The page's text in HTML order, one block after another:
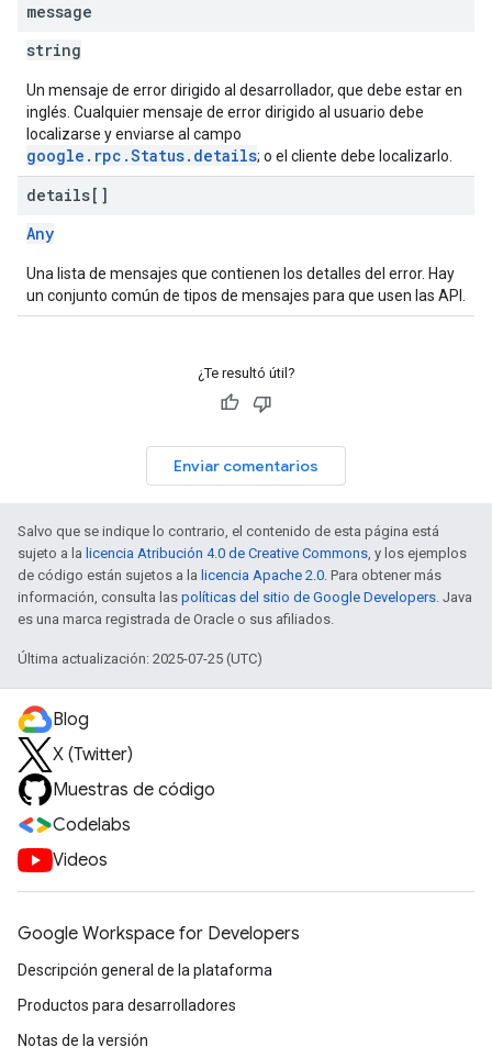
message
string
Un mensaje de error dirigido al desarrollador, que debe estar en
inglés. Cualquier mensaje de error dirigido al usuario debe
localizarse y enviarse al campo
google.rpc.Status.details; o el cliente debe localizarlo.
details[]
Any
Una lista de mensajes que contienen los detalles del error. Hay
un conjunto común de tipos de mensajes para que usen las API.
¿Te resultó útil?
Enviar comentarios
Salvo que se indique lo contrario, el contenido de esta página está
sujeto a la licencia Atribución 4.0 de Creative Commons, y los ejemplos
de código están sujetos a la licencia Apache 2.0. Para obtener más
información, consulta las políticas del sitio de Google Developers. Java
es una marca registrada de Oracle o sus afiliados.
Última actualización: 2025-07-25 (UTC)
Blog
X (Twitter)
Muestras de código
Codelabs
Videos
Google Workspace for Developers
Descripción general de la plataforma
Productos para desarrolladores
Notas de la versión